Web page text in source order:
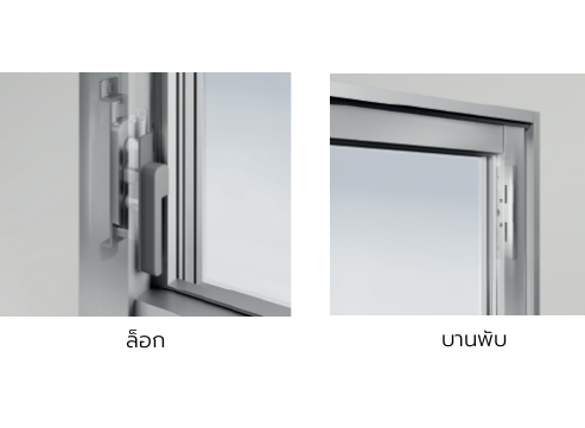
ล็อก บานพับ